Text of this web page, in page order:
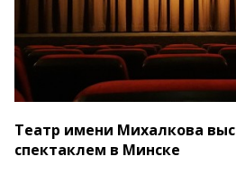
Театр имени Михалкова
спектаклем в Минске